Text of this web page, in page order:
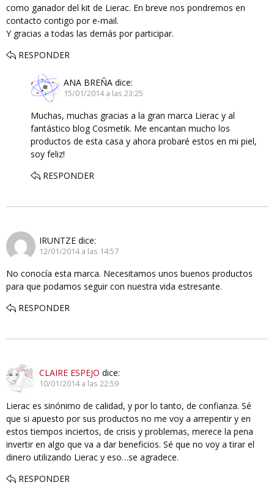
como ganador del kit de Lierac. En breve nos pondremos en
contacto contigo por e-mail.
Y gracias a todas las demás por participar.
RESPONDER
ANA BREÑA dice:
15/01/2014 a las 23:25
Muchas, muchas gracias a la gran marca Lierac y al
fantástico blog Cosmetik. Me encantan mucho los
productos de esta casa y ahora probaré estos en mi piel,
soy feliz!
RESPONDER
IRUNTZE dice:
12/01/2014 a las 14:57
No conocía esta marca. Necesitamos unos buenos productos
para que podamos seguir con nuestra vida estresante.
RESPONDER
CLAIRE ESPEJO dice:
10/01/2014 a las 22:59
Lierac es sinónimo de calidad, y por lo tanto, de confianza. Sé
que si apuesto por sus productos no me voy a arrepentir y en
estos tiempos inciertos, de crisis y problemas, merece la pena
invertir en algo que va a dar beneficios. Sé que no voy a tirar el
dinero utilizando Lierac y eso…se agradece.
RESPONDER